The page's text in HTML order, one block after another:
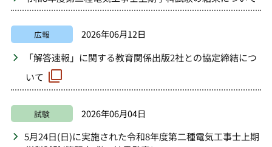
広報
2026年06月12日
「解答速報」に関する教育関係出版2社との協定締結につ
いて
試験
2026年06月04日
5月24日(日)に実施された令和8年度第二種電気工事士上期